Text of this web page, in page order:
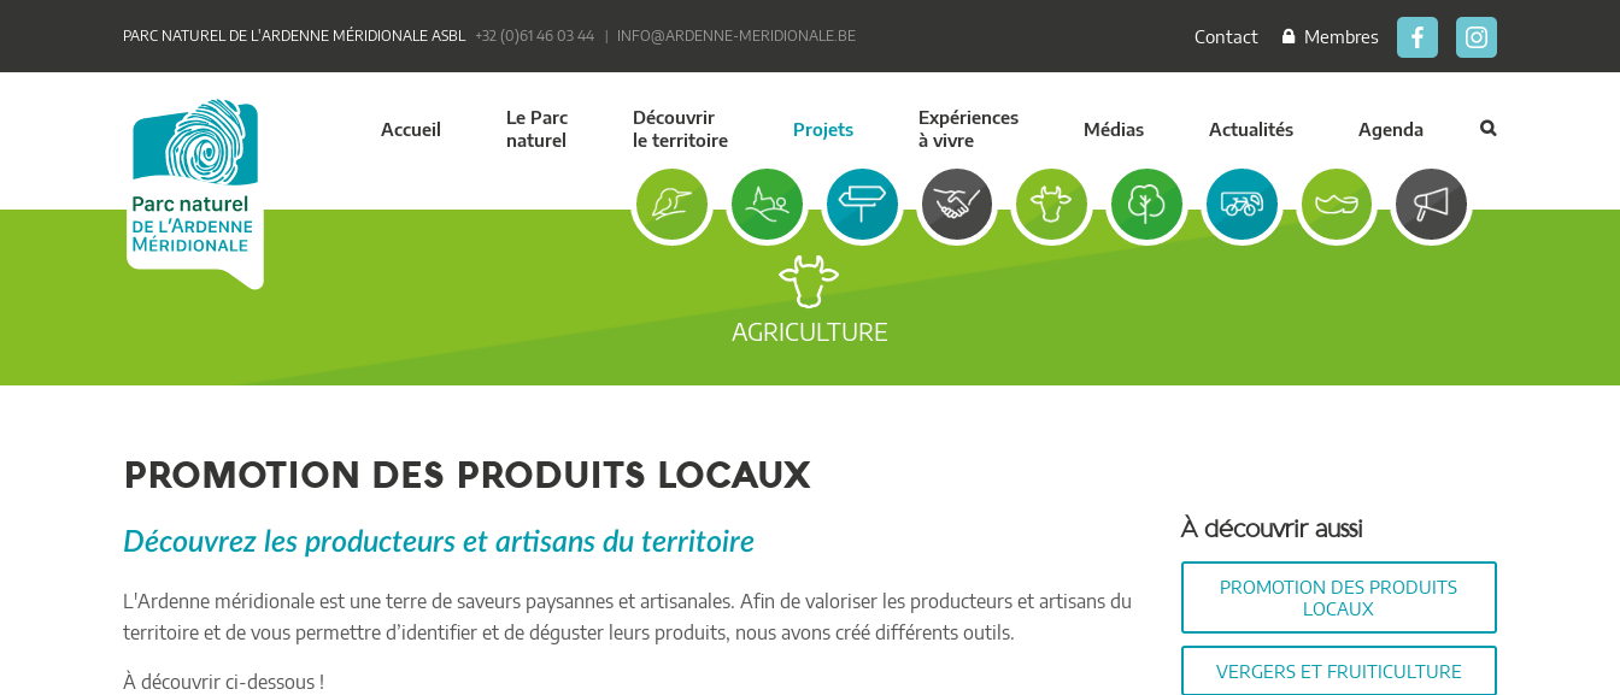
PARC NATUREL DE L'ARDENNE MÉRIDIONALE ASBL +32 (0)61 46 03 44 INFO@ARDENNE-MERIDIONALE.BE Contact Membres
Accueil
Le Parc
naturel
Découvrir
le territoire
Projets
Expériences
à vivre
Médias Actualités Agenda
AGRICULTURE
PROMOTION DES PRODUITS LOCAUX
Découvrez les producteurs et artisans du territoire
L'Ardenne méridionale est une terre de saveurs paysannes et artisanales. Afin de valoriser les producteurs et artisans du
territoire et de vous permettre d’identifier et de déguster leurs produits, nous avons créé différents outils.
À découvrir ci-dessous !
À découvrir aussi
PROMOTION DES PRODUITS
LOCAUX
VERGERS ET FRUITICULTURE